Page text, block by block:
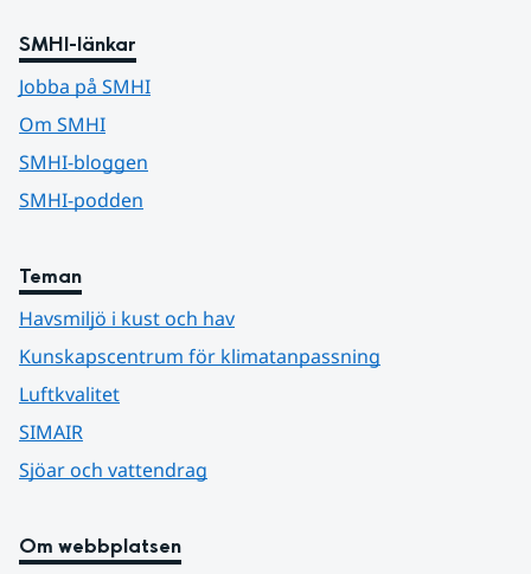
SMHI-länkar
Jobba på SMHI
Om SMHI
SMHI-bloggen
SMHI-podden
Teman
Havsmiljö i kust och hav
Kunskapscentrum för klimatanpassning
Luftkvalitet
SIMAIR
Sjöar och vattendrag
Om webbplatsen